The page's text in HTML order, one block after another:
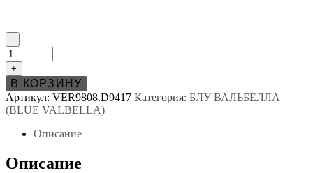
Количество
товара
Конфетница
Блю
Вальбелла
(Blue
Valbella)
-
+
В КОРЗИНУ
Артикул: VER9808.D9417 Категория: БЛУ ВАЛЬБЕЛЛА
(BLUE VALBELLA)
Описание
Описание